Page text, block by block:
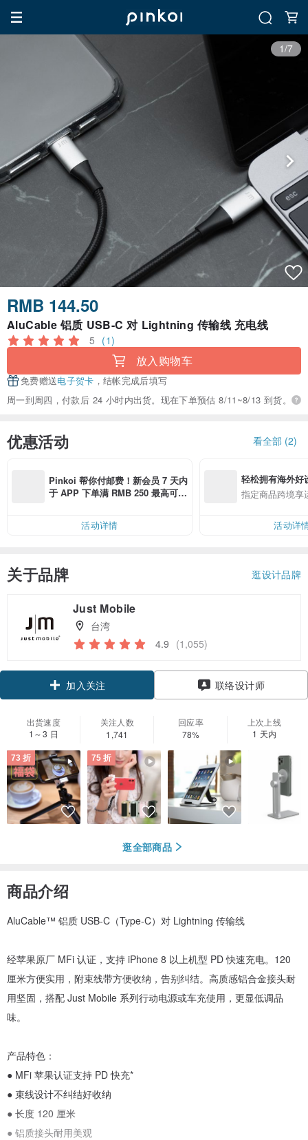
1/7
RMB 144.50
AluCable 铝质 USB-C 对 Lightning 传输线 充电线
5 (1)
放入购物车
免费赠送电子贺卡 ，结帐完成后填写
周一到周四，付款后 24 小时内出货。现在下单预估 8/11~8/13 到货。
优惠活动 看全部 (2)
Pinkoi 帮你付邮费！新会员 7 天内
于 APP 下单满 RMB 250 最高可折
活动详情
轻松拥有海外好
指定商品跨境享
活动详
关于品牌 逛设计品牌
Just Mobile
台湾
4.9 (1,055)
加入关注 联络设计师
出货速度
1～3 日
关注人数
1,741
回应率
78%
上次上线
1 天内
73 折 75 折
逛全部商品
商品介绍
AluCable™ 铝质 USB-C（Type-C）对 Lightning 传输线
经苹果原厂 MFi 认证，支持 iPhone 8 以上机型 PD 快速充电。120
厘米方便实用，附束线带方便收纳，告别纠结。高质感铝合金接头耐
用坚固，搭配 Just Mobile 系列行动电源或车充使用，更显低调品
味。
产品特色：
● MFi 苹果认证支持 PD 快充*
● 束线设计不纠结好收纳
● 长度 120 厘米
● 铝质接头耐用美观